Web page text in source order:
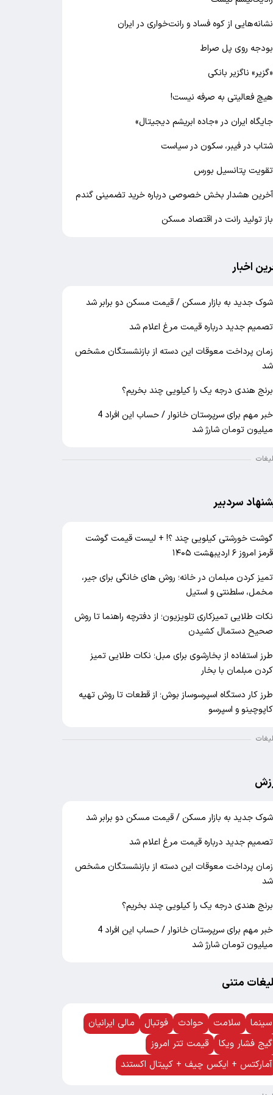
نشانه‌هایی از کوه فساد و رانت‌خواری در ایران
بودجه روی پل صراط
«گزیر» ناگزیر بانکی
هیچ فعالیتی به صرفه نیست!
جایگاه ایران در «جاده ابریشم دیجیتال»
شتاب در فیبر، سکون در سیاست
تقویت پتانسیل بورس
آخرین هشدار بخش خصوصی درباره خرید تضمینی گندم
باز تولید رانت در اقتصاد مسکن
اخبار
شوک جدید به بازار مسکن / قیمت مسکن دو برابر شد
تصمیم جدید درباره قیمت مرغ اعلام شد
زمان پرداخت معوقات این دسته از بازنشستگان مشخص
شد
برنج هندی درجه یک را کیلویی چند بخریم؟
خبر مهم برای سرپرستان خانوار / حساب این افراد 4
میلیون تومان شارژ شد
سردبیر
گوشت خورشتی کیلویی چند ؟! + لیست قیمت گوشت
قرمز امروز ۶ اردیبهشت ۱۴۰۵
تمیز کردن مبلمان در خانه؛ روش های خانگی برای جیر،
مخمل، سلطنتی و استیل
نکات طلایی تمیزکاری تلویزیون؛ از دفترچه راهنما تا روش
صحیح دستمال کشیدن
طرز استفاده از بخارشوی برای مبل؛ نکات طلایی تمیز
کردن مبلمان با بخار
طرز کار دستگاه اسپرسوساز بوش؛ از قطعات تا روش تهیه
کاپوچینو و اسپرسو
شوک جدید به بازار مسکن / قیمت مسکن دو برابر شد
تصمیم جدید درباره قیمت مرغ اعلام شد
زمان پرداخت معوقات این دسته از بازنشستگان مشخص
شد
برنج هندی درجه یک را کیلویی چند بخریم؟
خبر مهم برای سرپرستان خانوار / حساب این افراد 4
میلیون تومان شارژ شد
متنی
سینما سلامت حوادث فوتبال
مالی ایرانیان
گیج فشار ویکا
قیمت تتر امروز
آمارکتس + ایکس چیف + کپیتال اکستند